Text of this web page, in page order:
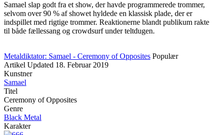
Samael slap godt fra et show, der havde programmerede trommer,
selvom over 90 % af showet hyldede en klassisk plade, der er
indspillet med rigtige trommer. Reaktionerne blandt publikum rakte
til både fællessang og crowdsurf under teltdugen.
Metaldiktator: Samael - Ceremony of Opposites Populær
Artikel Updated 18. Februar 2019
Kunstner
Samael
Titel
Ceremony of Opposites
Genre
Black Metal
Karakter